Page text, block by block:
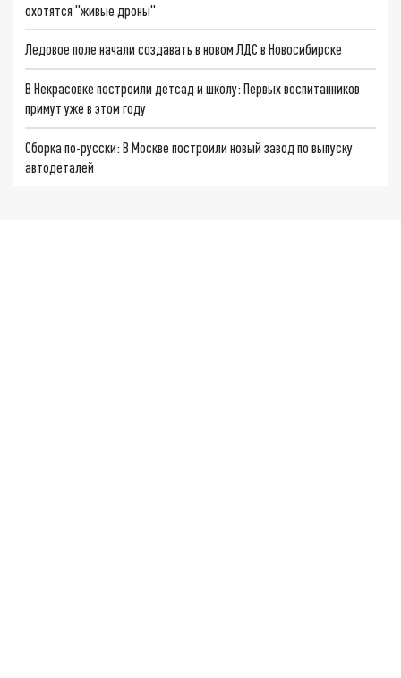
охотятся "живые дроны"
Ледовое поле начали создавать в новом ЛДС в Новосибирске
В Некрасовке построили детсад и школу: Первых воспитанников
примут уже в этом году
Сборка по-русски: В Москве построили новый завод по выпуску
автодеталей